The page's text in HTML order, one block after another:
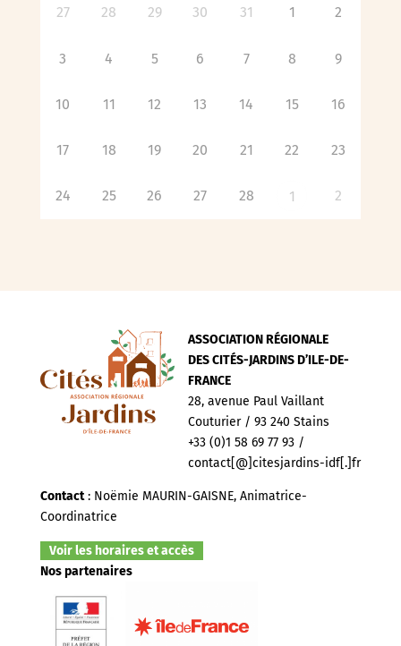
27 28 29 30 31 1 2
3 4 5 6 7 8 9
10 11 12 13 14 15 16
17 18 19 20 21 22 23
24 25 26 27 28 1 2
ASSOCIATION RÉGIONALE
DES CITÉS-JARDINS D’ILE-DE-
FRANCE
28, avenue Paul Vaillant
Couturier / 93 240 Stains
+33 (0)1 58 69 77 93 /
contact[@]citesjardins-idf[.]fr
Contact: Noëmie MAURIN-GAISNE, Animatrice-
Coordinatrice
Voir les horaires et accès
Nos partenaires